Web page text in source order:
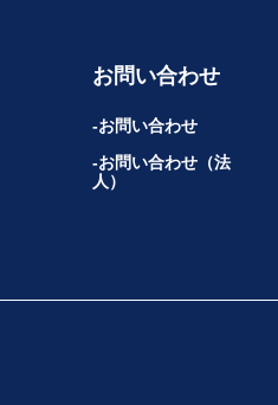
お問い合わせ
お問い合わせ
お問い合わせ（法
人）